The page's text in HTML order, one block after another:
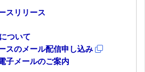
スリリース
ついて
スのメール配信申し込み
子メールのご案内